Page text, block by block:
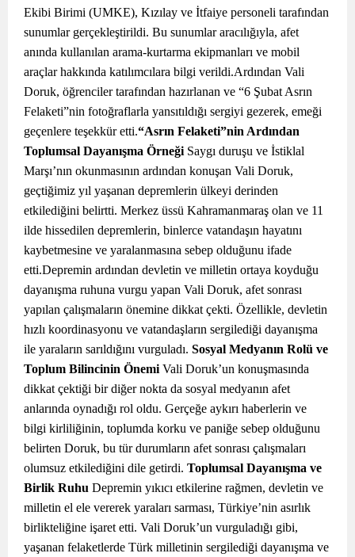
Ekibi Birimi (UMKE), Kızılay ve İtfaiye personeli tarafından
sunumlar gerçekleştirildi. Bu sunumlar aracılığıyla, afet
anında kullanılan arama-kurtarma ekipmanları ve mobil
araçlar hakkında katılımcılara bilgi verildi.Ardından Vali
Doruk, öğrenciler tarafından hazırlanan ve “6 Şubat Asrın
Felaketi”nin fotoğraflarla yansıtıldığı sergiyi gezerek, emeği
geçenlere teşekkür etti.“Asrın Felaketi”nin Ardından
Toplumsal Dayanışma Örneği Saygı duruşu ve İstiklal
Marşı’nın okunmasının ardından konuşan Vali Doruk,
geçtiğimiz yıl yaşanan depremlerin ülkeyi derinden
etkilediğini belirtti. Merkez üssü Kahramanmaraş olan ve 11
ilde hissedilen depremlerin, binlerce vatandaşın hayatını
kaybetmesine ve yaralanmasına sebep olduğunu ifade
etti.Depremin ardından devletin ve milletin ortaya koyduğu
dayanışma ruhuna vurgu yapan Vali Doruk, afet sonrası
yapılan çalışmaların önemine dikkat çekti. Özellikle, devletin
hızlı koordinasyonu ve vatandaşların sergilediği dayanışma
ile yaraların sarıldığını vurguladı. Sosyal Medyanın Rolü ve
Toplum Bilincinin Önemi Vali Doruk’un konuşmasında
dikkat çektiği bir diğer nokta da sosyal medyanın afet
anlarında oynadığı rol oldu. Gerçeğe aykırı haberlerin ve
bilgi kirliliğinin, toplumda korku ve paniğe sebep olduğunu
belirten Doruk, bu tür durumların afet sonrası çalışmaları
olumsuz etkilediğini dile getirdi. Toplumsal Dayanışma ve
Birlik Ruhu Depremin yıkıcı etkilerine rağmen, devletin ve
milletin el ele vererek yaraları sarması, Türkiye’nin asırlık
birlikteliğine işaret etti. Vali Doruk’un vurguladığı gibi,
yaşanan felaketlerde Türk milletinin sergilediği dayanışma ve